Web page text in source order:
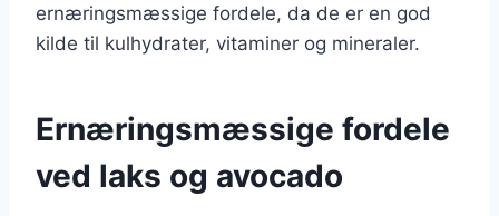
ernæringsmæssige fordele, da de er en god
kilde til kulhydrater, vitaminer og mineraler.
Ernæringsmæssige fordele
ved laks og avocado